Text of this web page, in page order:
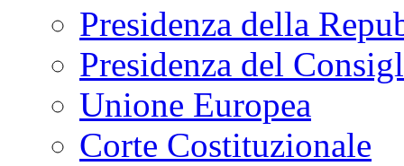
Presidenza della
Presidenza del
Unione Europea
Corte Costituzionale